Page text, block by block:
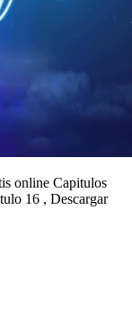
online Capitulos
16 , Descargar